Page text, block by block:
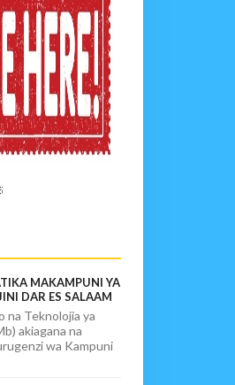
MAKAMPUNI YA
DAR ES SALAAM
na Teknolojia ya
akiagana na
wa Kampuni